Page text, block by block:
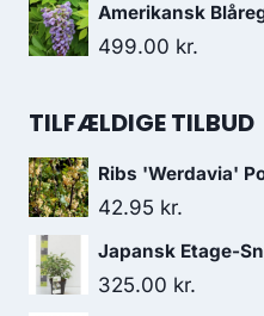
Amerikansk
499.00 kr.
TILFÆLDIGE TILBUD
Ribs 'Werdavia'
42.95 kr.
Japansk Etage-
325.00 kr.